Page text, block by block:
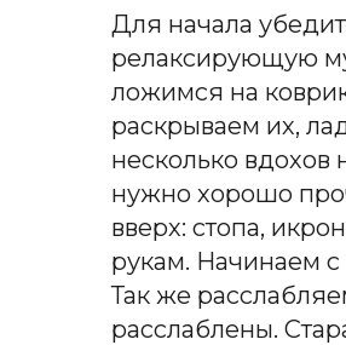
Для начала
релаксирующую
ложимся на
раскрываем их,
несколько
нужно хорошо
вверх: стопа,
рукам. Начинаем с
Так же
расслаблены.